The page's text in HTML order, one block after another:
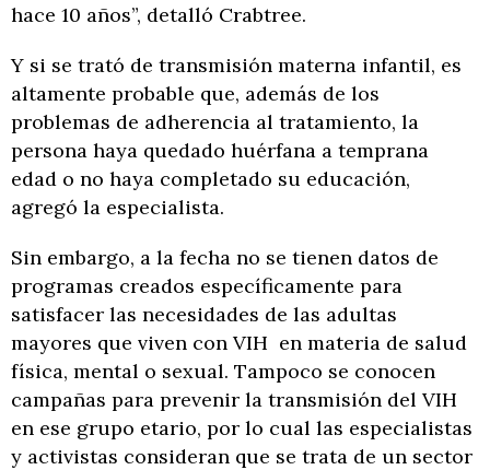
hace 10 años”, detalló Crabtree.
Y si se trató de transmisión materna infantil, es
altamente probable que, además de los
problemas de adherencia al tratamiento, la
persona haya quedado huérfana a temprana
edad o no haya completado su educación,
agregó la especialista.
Sin embargo, a la fecha no se tienen datos de
programas creados específicamente para
satisfacer las necesidades de las adultas
mayores que viven con VIH en materia de salud
física, mental o sexual. Tampoco se conocen
campañas para prevenir la transmisión del VIH
en ese grupo etario, por lo cual las especialistas
y activistas consideran que se trata de un sector